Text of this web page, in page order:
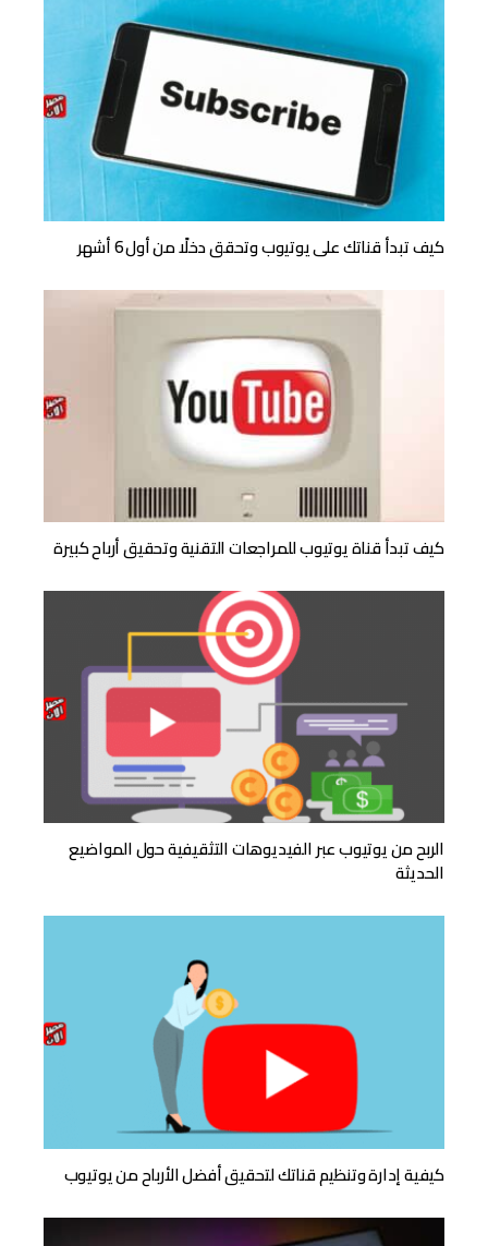
كيف تبدأ قناتك على يوتيوب وتحقق دخلًا من أول 6 أشهر
كيف تبدأ قناة يوتيوب للمراجعات التقنية وتحقيق أرباح كبيرة
الربح من يوتيوب عبر الفيديوهات التثقيفية حول المواضيع
الحديثة
كيفية إدارة وتنظيم قناتك لتحقيق أفضل الأرباح من يوتيوب